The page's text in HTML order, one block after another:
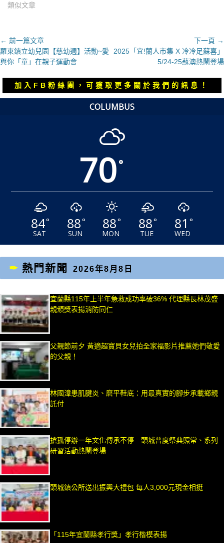
類似文章
文
章
導
覽
← 前一篇文章
上
一
章：
羅東鎮立幼兒園【慈幼週】活動~愛
與你「童」在親子運動會
下一頁 →
下
文
章：
2025「宜!蘭人市集 X 冷冷足蘇喜」
5/24-25蘇澳熱鬧登場
加入FB粉絲團，可獲取更多關於我們的訊息！
COLUMBUS
70°
84°
SAT
88°
SUN
88°
MON
88°
TUE
81 °
WED
熱門新聞 2026年8月8日
宜蘭縣115年上半年急救成功率破36% 代理縣長林茂盛
親頒獎表揚消防同仁
父親節前夕 黃適超寶貝女兒拍全家福影片推薦她們敬愛
的父親！
林國漳患肌腱炎、磨平鞋底：用最真實的腳步承載鄉親
託付
搶孤停辦一年文化傳承不停 頭城普度祭典照常、系列
研習活動熱鬧登場
頭城鎮公所送出振興大禮包 每人3,000元現金相挺
「115年宜蘭縣孝行獎」孝行楷模表揚